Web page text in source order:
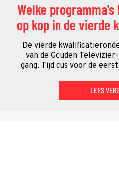
Welke
op kop in de vierde
De vierde
van de Gouden
gang. Tijd dus voor de
LEES